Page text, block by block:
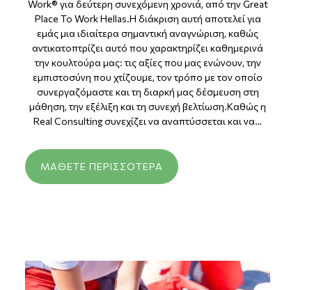
Work® για δεύτερη συνεχόμενη χρονιά, από την Great
Place To Work Hellas.Η διάκριση αυτή αποτελεί για
εμάς μια ιδιαίτερα σημαντική αναγνώριση, καθώς
αντικατοπτρίζει αυτό που χαρακτηρίζει καθημερινά
την κουλτούρα μας: τις αξίες που μας ενώνουν, την
εμπιστοσύνη που χτίζουμε, τον τρόπο με τον οποίο
συνεργαζόμαστε και τη διαρκή μας δέσμευση στη
μάθηση, την εξέλιξη και τη συνεχή βελτίωση.Καθώς η
Real Consulting συνεχίζει να αναπτύσσεται και να…
ΜΆΘΕΤΕ ΠΕΡΙΣΣΌΤΕΡΑ